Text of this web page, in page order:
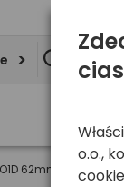
62mm
o.o.,